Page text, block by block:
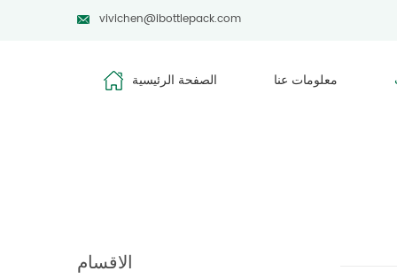
vivichen@ibottlepack.com
الصفحة الرئيسية معلومات عنا
الاقسام